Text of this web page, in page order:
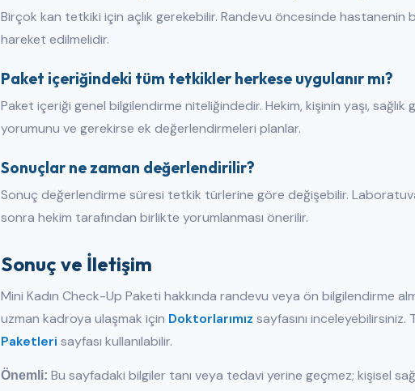
Birçok kan tetkiki için açlık gerekebilir. Randevu öncesinde hastanenin
hareket edilmelidir.
Paket içeriğindeki tüm tetkikler herkese uygulanır mı?
Paket içeriği genel bilgilendirme niteliğindedir. Hekim, kişinin yaşı,
yorumunu ve gerekirse ek değerlendirmeleri planlar.
Sonuçlar ne zaman değerlendirilir?
Sonuç değerlendirme süresi tetkik türlerine göre değişebilir.
sonra hekim tarafından birlikte yorumlanması önerilir.
Sonuç ve İletişim
Mini Kadın Check-Up Paketi hakkında randevu veya ön bilgilendirme
uzman kadroya ulaşmak için Doktorlarımız sayfasını
Paketleri sayfası kullanılabilir.
Önemli: Bu sayfadaki bilgiler tanı veya tedavi yerine geçmez; kişisel